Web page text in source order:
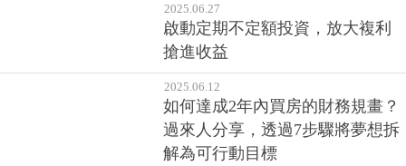
過來人分享，透過7步驟將夢想拆
解為可行動目標
2025.06.09
AI機器人出現後，反而多了9700
萬個新職位？未來更需要「這些
專業人才」